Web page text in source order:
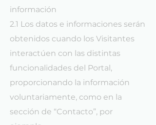
información
2.1 Los datos e informaciones serán
obtenidos cuando los Visitantes
interactúen con las distintas
funcionalidades del Portal,
proporcionando la información
voluntariamente, como en la
sección de “Contacto”, por